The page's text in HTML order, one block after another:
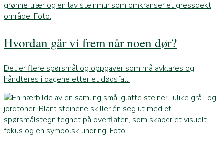
Hvordan går vi frem når noen dør?
Det er flere spørsmål og oppgaver som må avklares og
håndteres i dagene etter et dødsfall.